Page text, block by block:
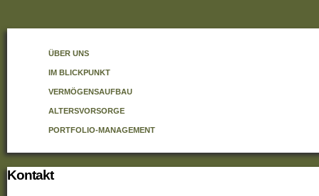
ÜBER UNS
IM BLICKPUNKT
VERMÖGENSAUFBAU
ALTERSVORSORGE
PORTFOLIO-MANAGEMENT
Kontakt